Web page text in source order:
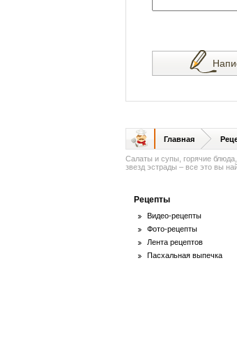
Главная
Салаты и супы, горячие
звезд эстрады – все это вы
Рецепты
Видео-рецепты
Фото-рецепты
Лента рецептов
Пасхальная выпечка